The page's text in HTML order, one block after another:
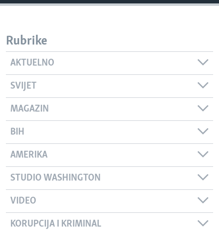
Rubrike
AKTUELNO
SVIJET
MAGAZIN
BIH
AMERIKA
STUDIO WASHINGTON
VIDEO
KORUPCIJA I KRIMINAL